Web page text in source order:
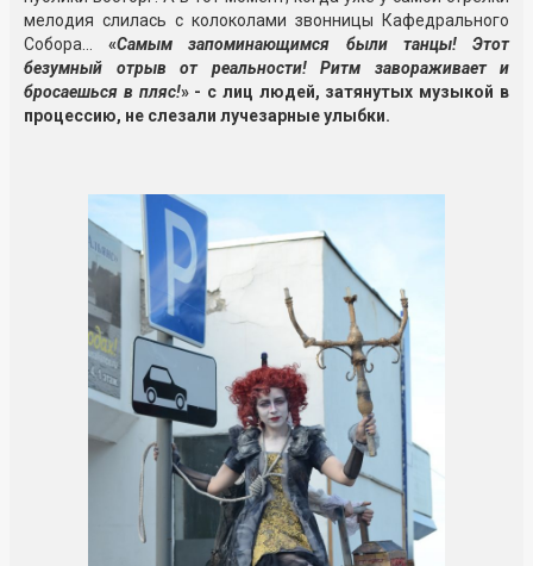
мелодия слилась с колоколами звонницы Кафедрального
Собора…«Самым запоминающимся были танцы! Этот
безумный отрыв от реальности! Ритм завораживает и
бросаешься в пляс!» - с лиц людей, затянутых музыкой в
процессию, не слезали лучезарные улыбки.